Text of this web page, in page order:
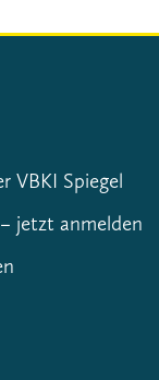
VBKI Spiegel
jetzt anmelden